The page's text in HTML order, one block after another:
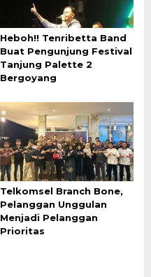
Heboh!! Tenribetta Band
Buat Pengunjung Festival
Tanjung Palette 2
Bergoyang
Telkomsel Branch Bone,
Pelanggan Unggulan
Menjadi Pelanggan
Prioritas